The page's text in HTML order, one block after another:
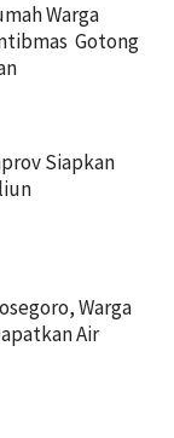
Warga
Gotong
Siapkan
Warga
Air